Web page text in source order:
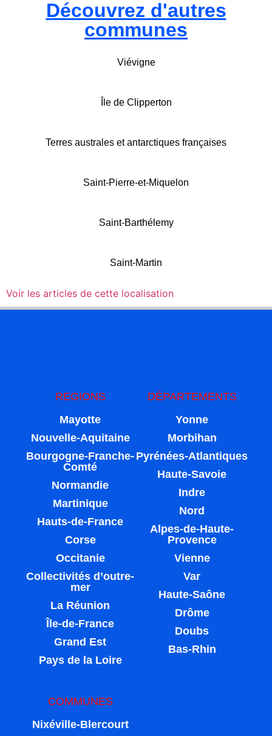
Découvrez d'autres
communes
Viévigne
Île de Clipperton
Terres australes et antarctiques françaises
Saint-Pierre-et-Miquelon
Saint-Barthélemy
Saint-Martin
Voir les articles de cette localisation
REGIONS
Mayotte
Nouvelle-Aquitaine
Bourgogne-Franche-
Comté
Normandie
Martinique
Hauts-de-France
Corse
Occitanie
Collectivités d’outre-
mer
La Réunion
Île-de-France
Grand Est
Pays de la Loire
DÉPARTEMENTS
Yonne
Morbihan
Pyrénées-Atlantiques
Haute-Savoie
Indre
Nord
Alpes-de-Haute-
Provence
Vienne
Var
Haute-Saône
Drôme
Doubs
Bas-Rhin
COMMUNES
Nixéville-Blercourt